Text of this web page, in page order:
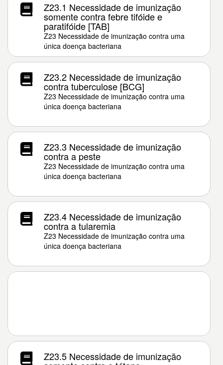
Z23.1 Necessidade de imunização
somente contra febre tifóide e
paratifóide [TAB]
Z23 Necessidade de imunização contra uma
única doença bacteriana
Z23.2 Necessidade de imunização
contra tuberculose [BCG]
Z23 Necessidade de imunização contra uma
única doença bacteriana
Z23.3 Necessidade de imunização
contra a peste
Z23 Necessidade de imunização contra uma
única doença bacteriana
Z23.4 Necessidade de imunização
contra a tularemia
Z23 Necessidade de imunização contra uma
única doença bacteriana
Z23.5 Necessidade de imunização